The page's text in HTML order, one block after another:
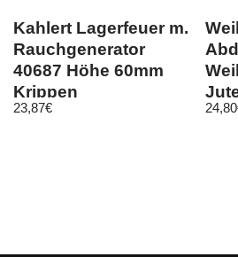
Kahlert Lagerfeuer m.
Rauchgenerator
40687 Höhe 60mm
Krippen
Krippenzubehör
23,87€ 24,80